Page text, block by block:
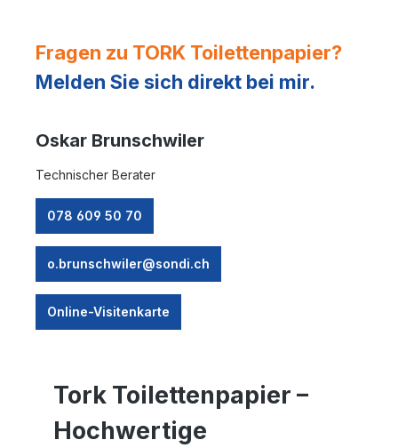
Fragen zu TORK Toilettenpapier?
Melden Sie sich direkt bei mir.
Oskar Brunschwiler
Technischer Berater
078 609 50 70
o.brunschwiler@sondi.ch
Online-Visitenkarte
Tork Toilettenpapier –
Hochwertige